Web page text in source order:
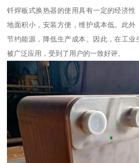
钎焊板式换热器的使用具有一定的经济性
地面积小，安装方便，维护成本低。此外
节约能源，降低生产成本。因此，在工业
被广泛应用，受到了用户的一致好评。